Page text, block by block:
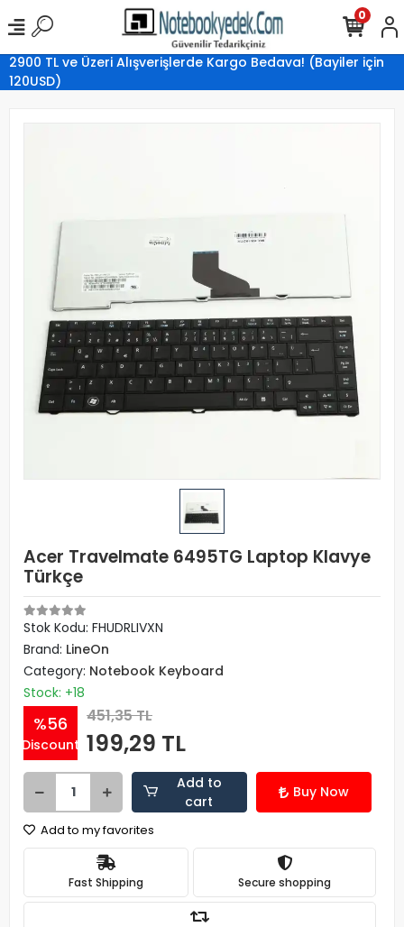
2900 TL ve Üzeri Alışverişlerde Kargo Bedava! (Bayiler için
120USD)
0
Acer Travelmate 6495TG Laptop Klavye
Türkçe
Stok Kodu: FHUDRLIVXN
Brand: LineOn
Category: Notebook Keyboard
Stock: +18
%56
Discount
451,35 TL
199,29 TL
Add to
cart
Buy Now
Add to my favorites
Fast Shipping Secure shopping